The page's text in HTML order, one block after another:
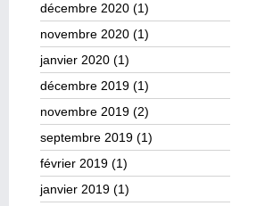
décembre 2020 (1)
novembre 2020 (1)
janvier 2020 (1)
décembre 2019 (1)
novembre 2019 (2)
septembre 2019 (1)
février 2019 (1)
janvier 2019 (1)